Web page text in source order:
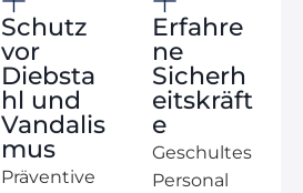
Schutz
vor
Diebsta
hl und
Vandalis
mus
Präventive
Erfahre
ne
Sicherh
eitskräft
e
Geschultes
Personal